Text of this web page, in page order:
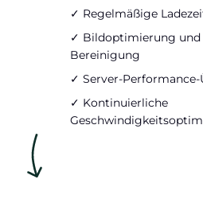
✓ Regelmäßige
✓ Bildoptimierung und
Bereinigung
✓ Server-
✓ Kontinuierliche